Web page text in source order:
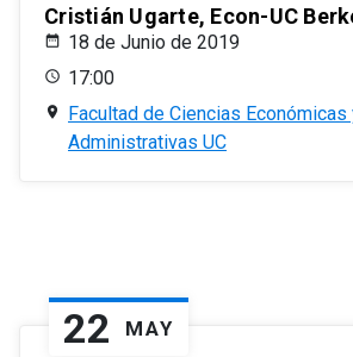
Cristián Ugarte, Econ-UC
18 de Junio de 2019
17:00
Facultad de Ciencias Económicas
Administrativas UC
22 MAY